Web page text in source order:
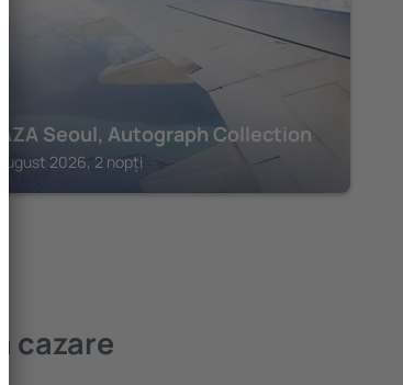
Seoul, Autograph Collection
2026, 2 nopți
cazare